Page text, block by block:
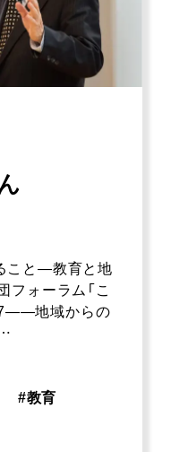
こと―教育と地
ォーラム「こ
地域からの
#教育